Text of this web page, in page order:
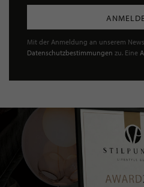
Mit der Anmeldung an unserem
Datenschutzbestimmungen zu. Eine